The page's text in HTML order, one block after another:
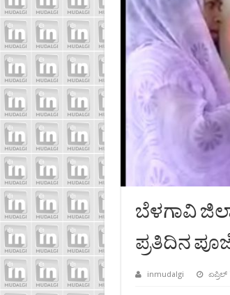
ಬೆಳಗಾವಿ
ಪ್ರತಿದಿನ
inmudalgi ಏಪ್ರಿಲ್